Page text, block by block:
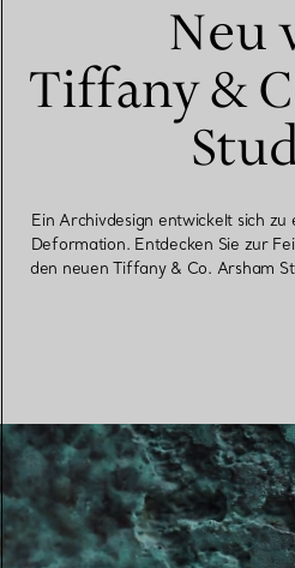
Neu
Tiffany &
Ein Archivdesign entwickelt sich
Deformation. Entdecken Sie zur
den neuen Tiffany & Co. Arsham